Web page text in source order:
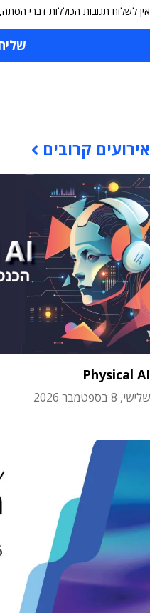
אין לשלוח תגובות הכוללות דברי
אירועים קרובים
Physical AI
שלישי, 8 בספטמבר 2026